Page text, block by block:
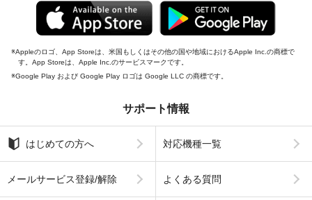
Appleのロゴ、App Storeは、米国もしくはその他の国や地域におけるApple Inc.の商標で
す。App Storeは、Apple Inc.のサービスマークです。
Google Play および Google Play ロゴは Google LLC の商標です。
サポート情報
はじめての方へ 対応機種一覧
メールサービス登録/解除 よくある質問